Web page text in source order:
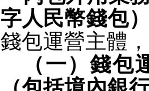
字人民幣錢包
錢包運營主體
（一）錢